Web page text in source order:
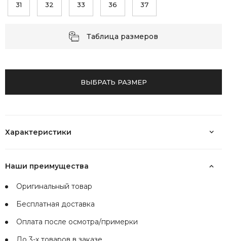
31 32 33 36 37
Таблица размеров
ВЫБРАТЬ РАЗМЕР
Характеристики
Наши преимущества
Оригинальный товар
Бесплатная доставка
Оплата после осмотра/примерки